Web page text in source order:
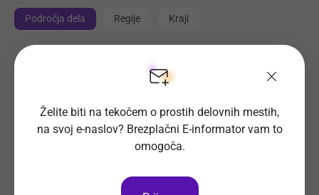
Področja dela Regije Kraji
Proizvodnja, Steklarstvo
(260)
Trgovina
(207)
Transport, Nabava, Logistika(183)
Strojništvo, Metalurgija, Rudarstvo(152)
Želite biti na tekočem o prostih delovnih mestih,
na svoj e-naslov? Brezplačni E-informator vam to
omogoča.